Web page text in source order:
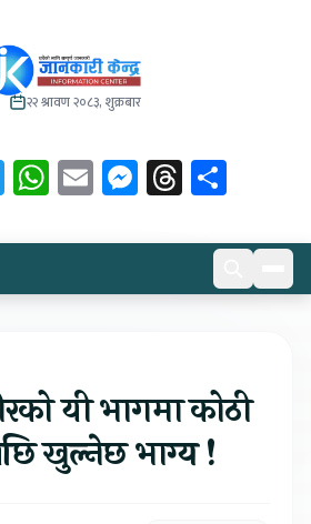
२२ श्रावण २०८३, शुक्रबार
Twitter
WhatsApp
EmailMessenger
Threads
यी भागमा कोठी
खुल्नेछ भाग्य !